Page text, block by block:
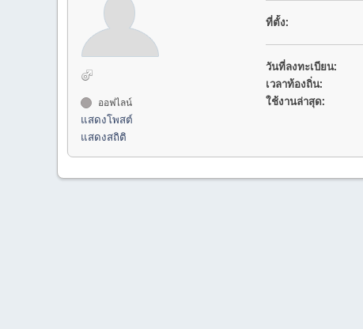
ออฟไลน์
แสดงโพสต์
แสดงสถิติ
ที่ตั้ง:
วันที่ลงทะเบียน:
เวลาท้องถิ่น:
ใช้งานล่าสุด: